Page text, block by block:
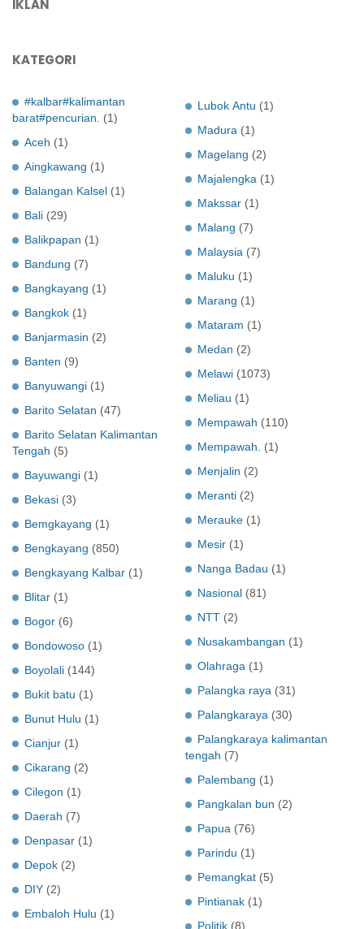
IKLAN
KATEGORI
#kalbar#kalimantan
barat#pencurian.
(1)
Aceh (1)
Aingkawang (1)
Balangan Kalsel (1)
Bali (29)
Balikpapan (1)
Bandung (7)
Bangkayang (1)
Bangkok (1)
Banjarmasin (2)
Banten (9)
Banyuwangi (1)
Barito Selatan (47)
Barito Selatan Kalimantan
Tengah (5)
Bayuwangi (1)
Bekasi (3)
Bemgkayang (1)
Bengkayang (850)
Bengkayang Kalbar (1)
Blitar (1)
Bogor (6)
Bondowoso (1)
Boyolali (144)
Bukit batu (1)
Bunut Hulu (1)
Cianjur (1)
Cikarang (2)
Cilegon (1)
Daerah (7)
Denpasar (1)
Depok (2)
DIY (2)
Embaloh Hulu (1)
Lubok Antu (1)
Madura (1)
Magelang (2)
Majalengka (1)
Makssar (1)
Malang (7)
Malaysia (7)
Maluku (1)
Marang (1)
Mataram (1)
Medan (2)
Melawi (1073)
Meliau (1)
Mempawah (110)
Mempawah.
(1)
Menjalin (2)
Meranti (2)
Merauke (1)
Mesir (1)
Nanga Badau (1)
Nasional (81)
NTT (2)
Nusakambangan (1)
Olahraga (1)
Palangka raya (31)
Palangkaraya (30)
Palangkaraya kalimantan
tengah (7)
Palembang (1)
Pangkalan bun (2)
Papua (76)
Parindu (1)
Pemangkat (5)
Pintianak (1)
Politik (8)